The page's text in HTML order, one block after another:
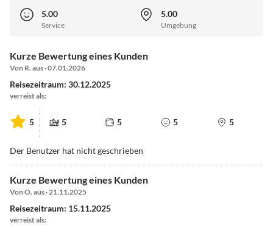
5.00
Service
5.00
Umgebung
Kurze Bewertung eines Kunden
Von R. aus · 07.01.2026
Reisezeitraum: 30.12.2025
verreist als:
5 5 5 5 5
Der Benutzer hat nicht geschrieben
Kurze Bewertung eines Kunden
Von O. aus · 21.11.2025
Reisezeitraum: 15.11.2025
verreist als: